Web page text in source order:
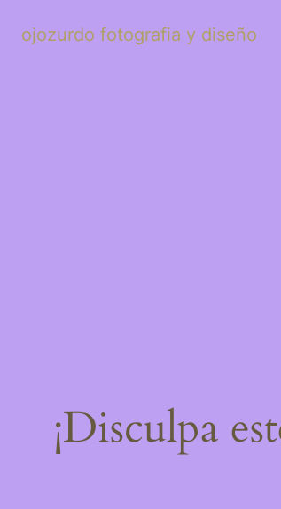
ojozurdo fotografia y diseño
¡Disculpa